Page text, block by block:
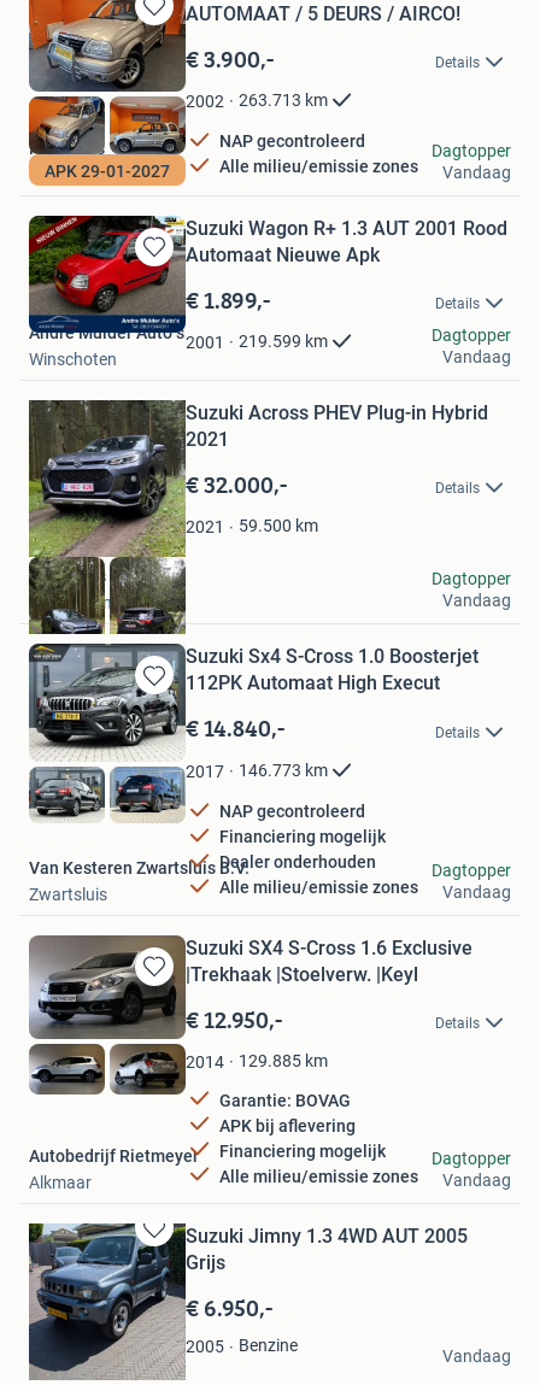
Bewaren
in
Mijn
Favorieten
APK 29-01-2027
AUTOMAAT / 5 DEURS / AIRCO!
€ 3.900,- Details
2002 263.713 km
NAP gecontroleerd
Alle milieu/emissie zones
FSJ auto's
Geldrop
Dagtopper
Vandaag
Bewaren
in
Mijn
Favorieten
Suzuki Wagon R+ 1.3 AUT 2001 Rood
Automaat Nieuwe Apk
€ 1.899,- Details
2001 219.599 km
Andre Mulder Auto s
Winschoten
Dagtopper
Vandaag
in
Mijn
Favorieten
Suzuki Across PHEV Plug-in Hybrid
2021
€ 32.000,- Details
2021 59.500 km
Mateicats
Amsterdam
Dagtopper
Vandaag
Bewaren
in
Mijn
Favorieten
Suzuki Sx4 S-Cross 1.0 Boosterjet
112PK Automaat High Execut
€ 14.840,- Details
2017 146.773 km
NAP gecontroleerd
Financiering mogelijk
Dealer onderhouden
Alle milieu/emissie zones
Van Kesteren Zwartsluis B.V.
Zwartsluis
Dagtopper
Vandaag
Bewaren
in
Favorieten
Suzuki SX4 S-Cross 1.6 Exclusive
|Trekhaak |Stoelverw. |Keyl
€ 12.950,- Details
2014 129.885 km
Garantie: BOVAG
APK bij aflevering
Financiering mogelijk
Alle milieu/emissie zones
Autobedrijf Rietmeyer
Alkmaar
Dagtopper
Vandaag
Bewaren
in
Mijn
Favorieten
Suzuki Jimny 1.3 4WD AUT 2005
Grijs
€ 6.950,-
2005 Benzine
Breda
Vandaag